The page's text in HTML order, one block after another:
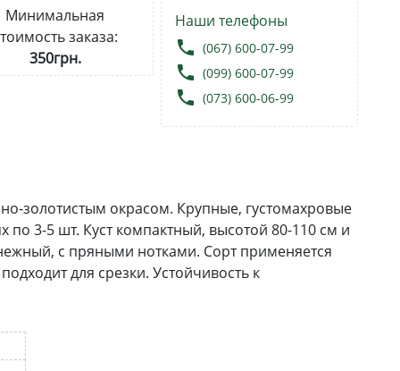
Минимальная
заказа:
350грн.
Наши телефоны
local_phone (067) 600-07-99
local_phone (099) 600-07-99
local_phone (073) 600-06-99
золотистым окрасом. Крупные, густомахровые
3-5 шт. Куст компактный, высотой 80-110 см и
с пряными нотками. Сорт применяется
для срезки. Устойчивость к